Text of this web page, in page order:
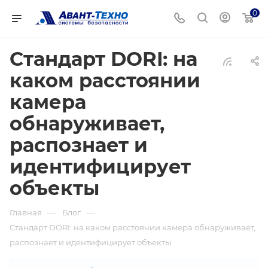
0
Стандарт DORI: на
каком расстоянии
камера
обнаруживает,
распознает и
идентифицирует
объекты
Главная — Блог —
Стандарт DORI: на каком расстоянии камера обнаруживает,
распознает и идентифицирует объекты